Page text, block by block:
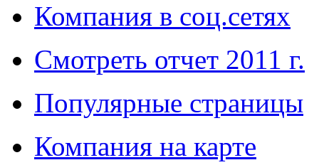
Компания в соц.сетях
Смотреть отчет 2011 г.
Популярные страницы
Компания на карте